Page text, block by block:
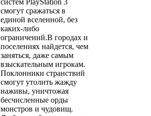
систем PlayStation 3
смогут сражаться в
единой вселенной, без
каких-либо
ограничений.В городах и
поселениях найдется, чем
заняться, даже самым
взыскательным игрокам.
Поклонники странствий
смогут утолить жажду
наживы, уничтожая
бесчисленные орды
монстров и чудовищ.